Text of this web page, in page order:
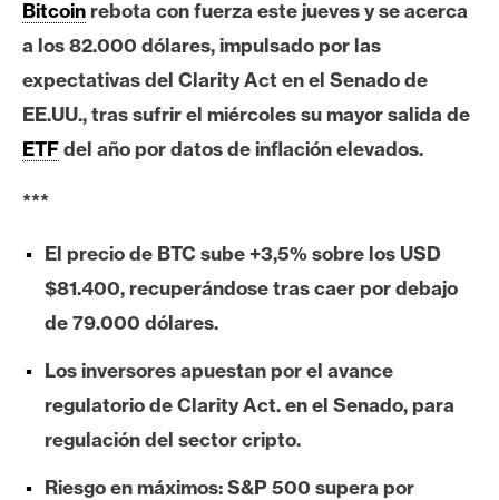
c
o
i
n
e
r
e
m
I
A
Bitcoinrebota con fuerza este jueves y se acerca
a los 82.000 dólares, impulsado por las
expectativas del Clarity Act en el Senado de
EE.UU., tras sufrir el miércoles su mayor salida de
ETFdel año por datos de inflación elevados.
***
El precio de BTC sube +3,5% sobre los USD
$81.400, recuperándose tras caer por debajo
de 79.000 dólares.
Los inversores apuestan por el avance
regulatorio de Clarity Act. en el Senado, para
regulación del sector cripto.
Riesgo en máximos: S&P 500 supera por